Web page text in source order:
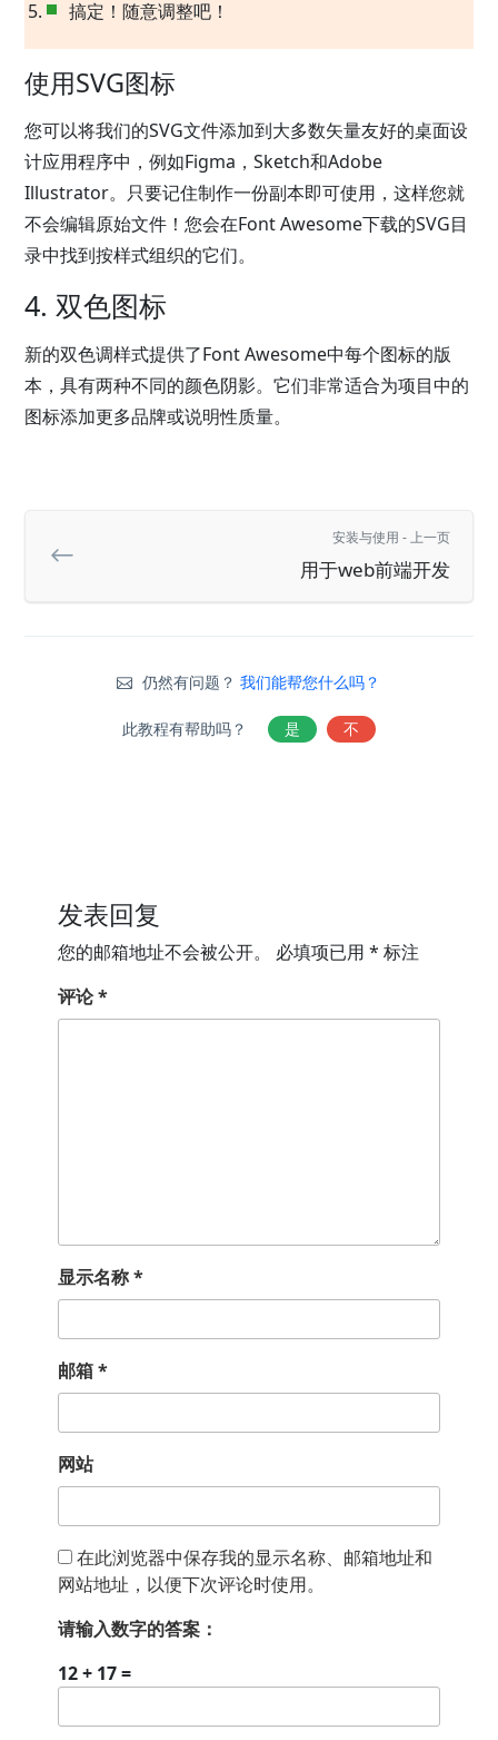
搞定！随意调整吧！
使用SVG图标
您可以将我们的SVG文件添加到大多数矢量友好的桌面设
计应用程序中，例如Figma，Sketch和Adobe
Illustrator。只要记住制作一份副本即可使用，这样您就
不会编辑原始文件！您会在Font Awesome下载的SVG目
录中找到按样式组织的它们。
4. 双色图标
新的双色调样式提供了Font Awesome中每个图标的版
本，具有两种不同的颜色阴影。它们非常适合为项目中的
图标添加更多品牌或说明性质量。
安装与使用 - 上一页
用于web前端开发
仍然有问题？我们能帮您什么吗？
此教程有帮助吗？ 是 不
发表回复
您的邮箱地址不会被公开。 必填项已用 * 标注
评论*
显示名称*
邮箱*
网站
在此浏览器中保存我的显示名称、邮箱地址和
网站地址，以便下次评论时使用。
请输入数字的答案：
12 + 17 =